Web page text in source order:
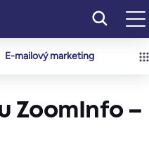
E-mailový marketing
ZoomInfo –